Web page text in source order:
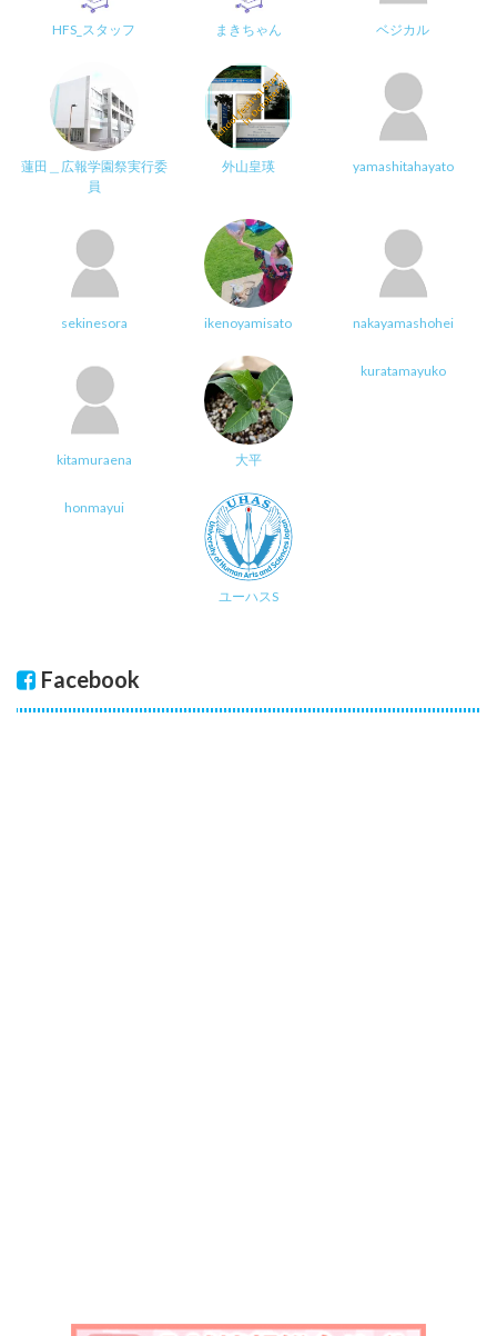
HFS_スタッフ まきちゃん ベジカル
蓮田＿広報学園祭実行委
員
外山皇瑛 yamashitahayato
sekinesora ikenoyamisato nakayamashohei
kitamuraena 大平
kuratamayuko
honmayui
ユーハスS
Facebook